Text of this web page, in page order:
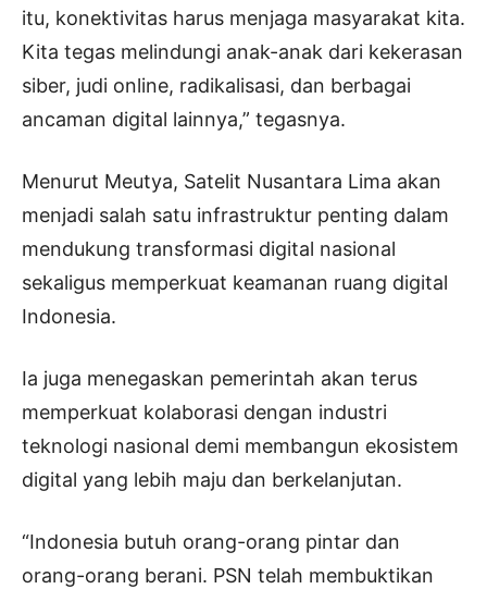
itu, konektivitas harus menjaga masyarakat kita.
Kita tegas melindungi anak-anak dari kekerasan
siber, judi online, radikalisasi, dan berbagai
ancaman digital lainnya,” tegasnya.
Menurut Meutya, Satelit Nusantara Lima akan
menjadi salah satu infrastruktur penting dalam
mendukung transformasi digital nasional
sekaligus memperkuat keamanan ruang digital
Indonesia.
Ia juga menegaskan pemerintah akan terus
memperkuat kolaborasi dengan industri
teknologi nasional demi membangun ekosistem
digital yang lebih maju dan berkelanjutan.
“Indonesia butuh orang-orang pintar dan
orang-orang berani. PSN telah membuktikan